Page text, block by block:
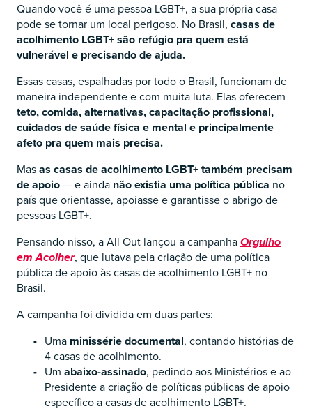
Quando você é uma pessoa LGBT+, a sua própria casa
pode se tornar um local perigoso. No Brasil, casas de
acolhimento LGBT+ são refúgio pra quem está
vulnerável e precisando de ajuda.
Essas casas, espalhadas por todo o Brasil, funcionam de
maneira independente e com muita luta. Elas oferecem
teto, comida, alternativas, capacitação profissional,
cuidados de saúde física e mental e principalmente
afeto pra quem mais precisa.
Masas casas de acolhimento LGBT+ também precisam
de apoio— e ainda não existia uma política pública no
país que orientasse, apoiasse e garantisse o abrigo de
pessoas LGBT+.
Pensando nisso, a All Out lançou a campanhaOrgulho
em Acolher, que lutava pela criação de uma política
pública de apoio às casas de acolhimento LGBT+ no
Brasil.
A campanha foi dividida em duas partes:
Uma minissérie documental, contando histórias de
4 casas de acolhimento.
Um abaixo-assinado, pedindo aos Ministérios e ao
Presidente a criação de políticas públicas de apoio
específico a casas de acolhimento LGBT+.